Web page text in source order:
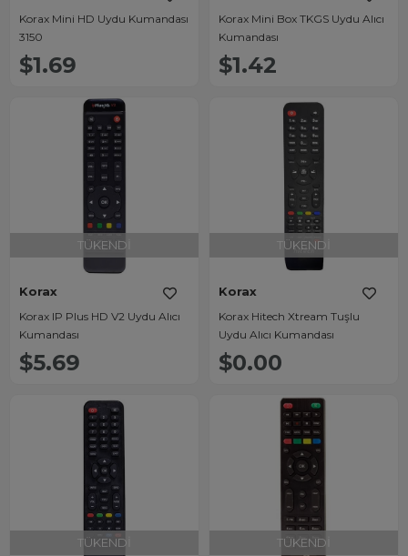
Korax Mini HD Uydu Kumandası
3150
$1.69
Korax Mini Box TKGS Uydu Alıcı
Kumandası
$1.42
TÜKENDI
Korax
Korax IP Plus HD V2 Uydu Alıcı
Kumandası
$5.69
TÜKENDI
Korax
Korax Hitech Xtream Tuşlu
Uydu Alıcı Kumandası
$0.00
TÜKENDI TÜKENDI